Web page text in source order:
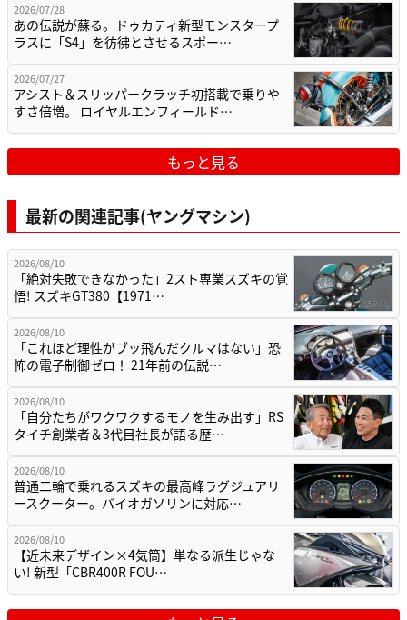
2026/07/28
あの伝説が蘇る。ドゥカティ新型モンスタープ
ラスに「S4」を彷彿とさせるスポー…
2026/07/27
アシスト＆スリッパークラッチ初搭載で乗りや
すさ倍増。 ロイヤルエンフィールド…
もっと見る
最新の関連記事(ヤングマシン)
2026/08/10
「絶対失敗できなかった」2スト専業スズキの覚
悟! スズキGT380【1971…
2026/08/10
「これほど理性がブッ飛んだクルマはない」恐
怖の電子制御ゼロ！ 21年前の伝説…
2026/08/10
「自分たちがワクワクするモノを生み出す」RS
タイチ創業者＆3代目社長が語る歴…
2026/08/10
普通二輪で乗れるスズキの最高峰ラグジュアリ
ースクーター。バイオガソリンに対応…
2026/08/10
【近未来デザイン×4気筒】単なる派生じゃな
い! 新型「CBR400R FOU…